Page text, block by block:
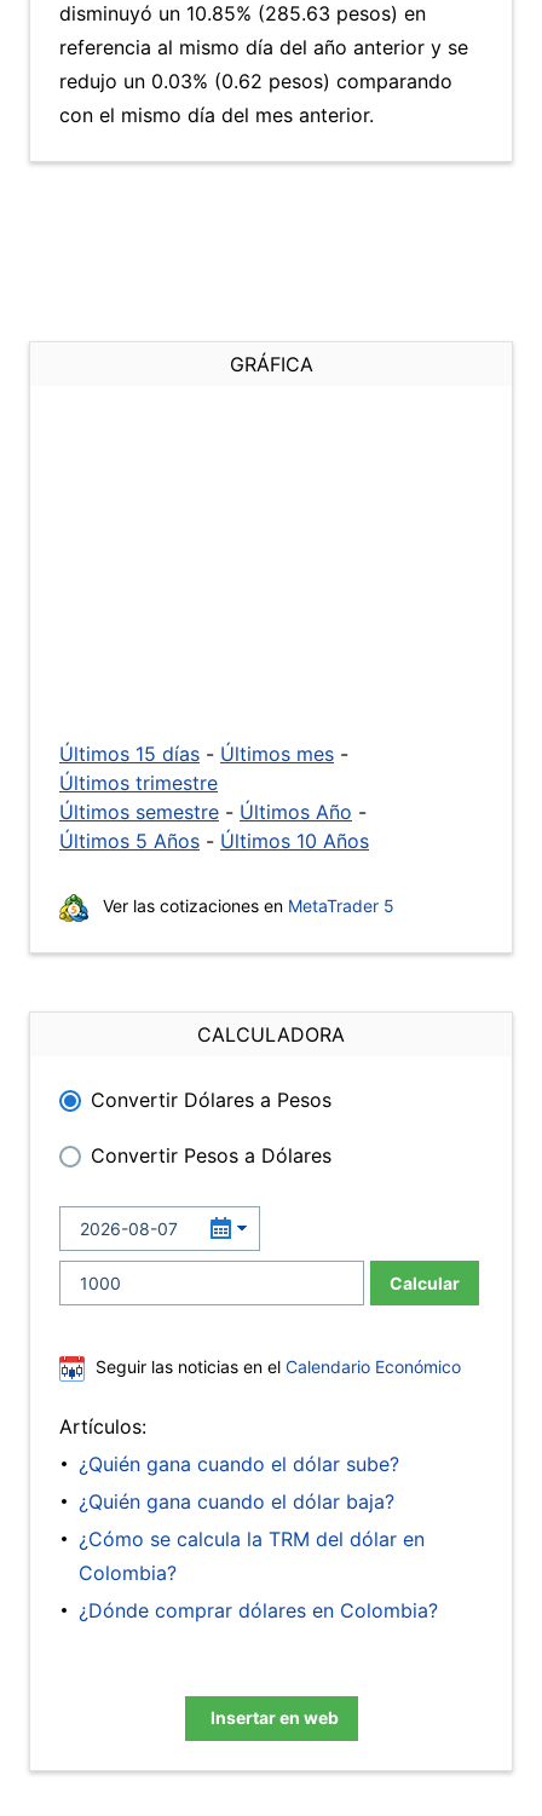
disminuyó un 10.85% (285.63 pesos) en
referencia al mismo día del año anterior y se
redujo un 0.03% (0.62 pesos) comparando
con el mismo día del mes anterior.
GRÁFICA
Últimos 15 días - Últimos mes -
Últimos trimestre
Últimos semestre - Últimos Año -
Últimos 5 Años - Últimos 10 Años
Ver las cotizaciones en MetaTrader 5
CALCULADORA
Convertir Dólares a Pesos
Convertir Pesos a Dólares
Calcular
Seguir las noticias en el Calendario Económico
Artículos:
¿Quién gana cuando el dólar sube?
¿Quién gana cuando el dólar baja?
¿Cómo se calcula la TRM del dólar en
Colombia?
¿Dónde comprar dólares en Colombia?
Insertar en web